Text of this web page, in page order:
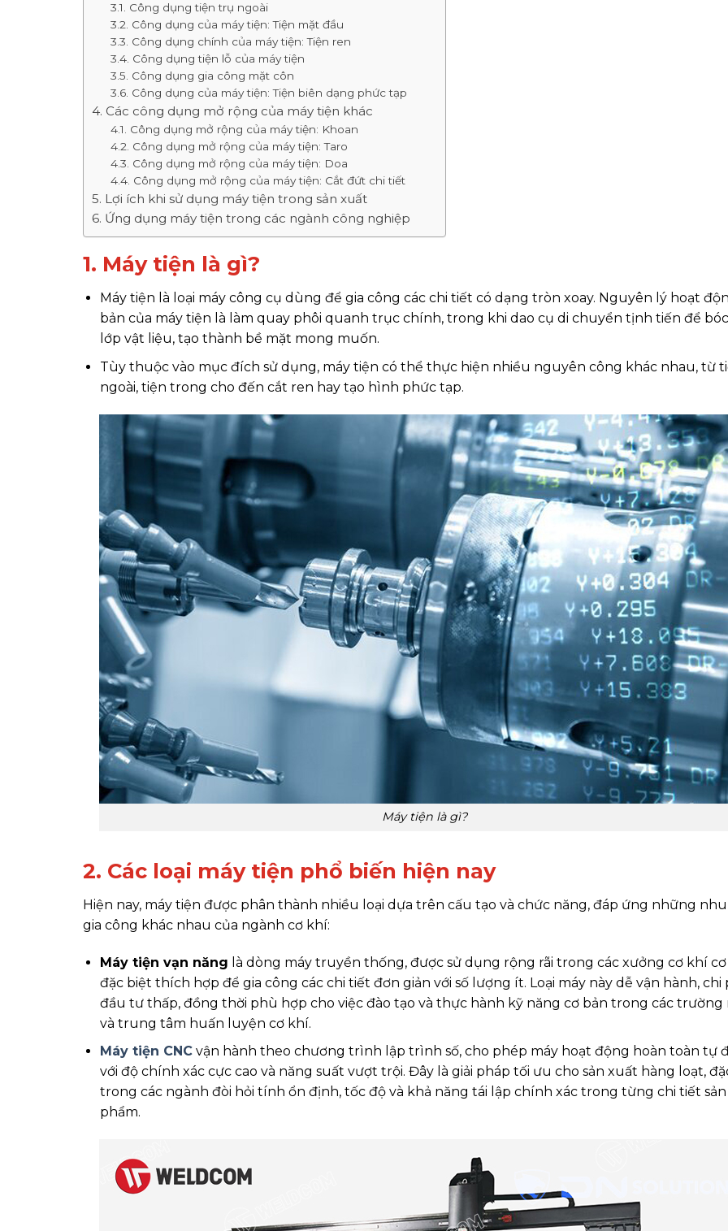
3.1. Công dụng tiện trụ ngoài
3.2. Công dụng của máy tiện: Tiện mặt đầu
3.3. Công dụng chính của máy tiện: Tiện ren
3.4. Công dụng tiện lỗ của máy tiện
3.5. Công dụng gia công mặt côn
3.6. Công dụng của máy tiện: Tiện biên dạng phức tạp
4. Các công dụng mở rộng của máy tiện khác
4.1. Công dụng mở rộng của máy tiện: Khoan
4.2. Công dụng mở rộng của máy tiện: Taro
4.3. Công dụng mở rộng của máy tiện: Doa
4.4. Công dụng mở rộng của máy tiện: Cắt đứt chi tiết
5. Lợi ích khi sử dụng máy tiện trong sản xuất
6. Ứng dụng máy tiện trong các ngành công nghiệp
1. Máy tiện là gì?
Máy tiện là loại máy công cụ dùng để gia công các chi tiết có dạng tròn xoay. Nguyên lý hoạt
bản của máy tiện là làm quay phôi quanh trục chính, trong khi dao cụ di chuyển tịnh tiến để
lớp vật liệu, tạo thành bề mặt mong muốn.
Tùy thuộc vào mục đích sử dụng, máy tiện có thể thực hiện nhiều nguyên công khác nhau, từ
ngoài, tiện trong cho đến cắt ren hay tạo hình phức tạp.
Máy tiện là gì?
2. Các loại máy tiện phổ biến hiện nay
Hiện nay, máy tiện được phân thành nhiều loại dựa trên cấu tạo và chức năng, đáp ứng những
gia công khác nhau của ngành cơ khí:
Máy tiện vạn năng là dòng máy truyền thống, được sử dụng rộng rãi trong các xưởng cơ khí cơ
đặc biệt thích hợp để gia công các chi tiết đơn giản với số lượng ít. Loại máy này dễ vận hành, chi
đầu tư thấp, đồng thời phù hợp cho việc đào tạo và thực hành kỹ năng cơ bản trong các trường
và trung tâm huấn luyện cơ khí.
Máy tiện CNCvận hành theo chương trình lập trình số, cho phép máy hoạt động hoàn toàn tự
với độ chính xác cực cao và năng suất vượt trội. Đây là giải pháp tối ưu cho sản xuất hàng loạt,
trong các ngành đòi hỏi tính ổn định, tốc độ và khả năng tái lập chính xác trong từng chi tiết sản
phẩm.